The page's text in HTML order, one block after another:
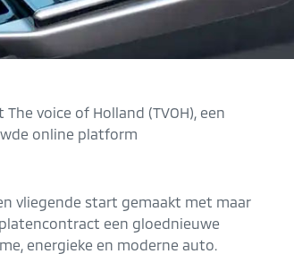
voice of Holland (TVOH), een
online platform
vliegende start gemaakt met maar
een gloednieuwe
energieke en moderne auto.